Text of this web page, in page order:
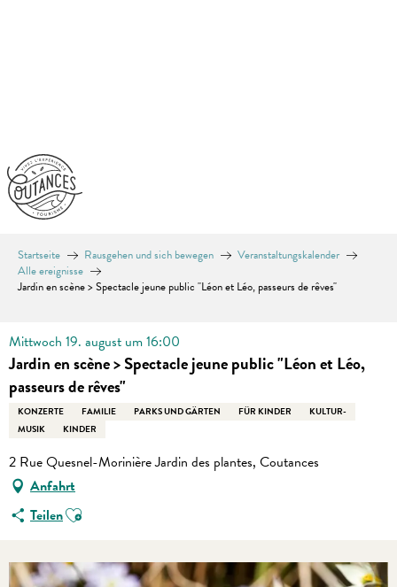
Startseite Rausgehen und sich bewegen
Veranstaltungskalender
Alle ereignisse
Jardin en scène > Spectacle jeune public "Léon et Léo, passeurs de rêves"
Mittwoch 19. august um 16:00
Jardin en scène > Spectacle jeune public "Léon et Léo,
passeurs de rêves"
KONZERTE FAMILIE PARKS UND GÄRTEN FÜR KINDER
KULTUR-
MUSIK
KINDER
2 Rue Quesnel-Morinière Jardin des plantes, Coutances
Anfahrt
TeilenAjouter aux favoris